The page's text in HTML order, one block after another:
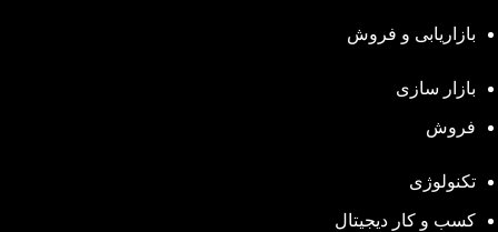
بازاریابی و فروش
بازار سازی
فروش
تکنولوژی
کسب و کار دیجیتال